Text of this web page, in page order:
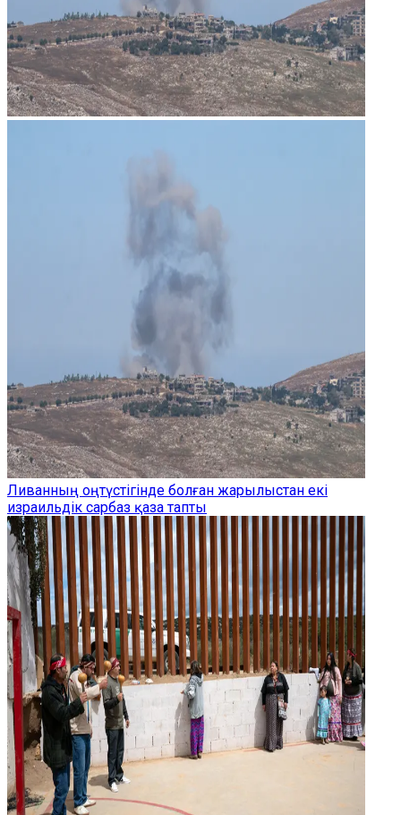
Ливанның оңтүстігінде болған жарылыстан екі
израильдік сарбаз қаза тапты